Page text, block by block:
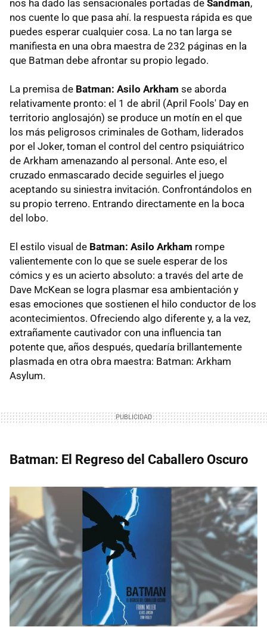
nos ha dado las sensacionales portadas de Sandman,
nos cuente lo que pasa ahí. la respuesta rápida es que
puedes esperar cualquier cosa. La no tan larga se
manifiesta en una obra maestra de 232 páginas en la
que Batman debe afrontar su propio legado.
La premisa de Batman: Asilo Arkham se aborda
relativamente pronto: el 1 de abril (April Fools' Day en
territorio anglosajón) se produce un motín en el que
los más peligrosos criminales de Gotham, liderados
por el Joker, toman el control del centro psiquiátrico
de Arkham amenazando al personal. Ante eso, el
cruzado enmascarado decide seguirles el juego
aceptando su siniestra invitación. Confrontándolos en
su propio terreno. Entrando directamente en la boca
del lobo.
El estilo visual de Batman: Asilo Arkham rompe
valientemente con lo que se suele esperar de los
cómics y es un acierto absoluto: a través del arte de
Dave McKean se logra plasmar esa ambientación y
esas emociones que sostienen el hilo conductor de los
acontecimientos. Ofreciendo algo diferente y, a la vez,
extrañamente cautivador con una influencia tan
potente que, años después, quedaría brillantemente
plasmada en otra obra maestra: Batman: Arkham
Asylum.
Batman: El Regreso del Caballero Oscuro